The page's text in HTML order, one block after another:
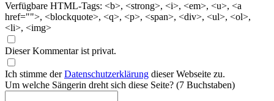
Verfügbare HTML-Tags: <b>, <strong>, <i>, <em>, <u>, <a
href="">, <blockquote>, <q>, <p>, <span>, <div>, <ul>, <ol>,
<li>, <img>
Dieser Kommentar ist privat.
Ich stimme derDatenschutzerklärung dieser Webseite zu.
Um welche Sängerin dreht sich diese Seite? (7 Buchstaben)